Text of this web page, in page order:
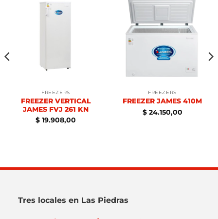
FREEZERS
FREEZER VERTICAL
JAMES FVJ 261 KN
$ 19.908,00
FREEZERS
FREEZER JAMES 410M
$24.150,00
Tres locales en Las Piedras